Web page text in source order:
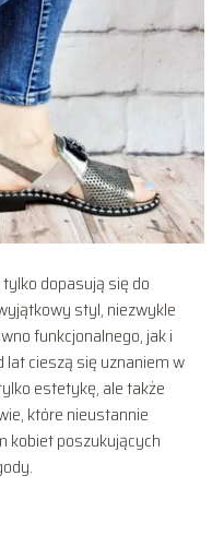
dopasują się do
styl, niezwykle
funkcjonalnego, jak i
cieszą się uznaniem w
estetykę, ale także
które nieustannie
kobiet poszukujących